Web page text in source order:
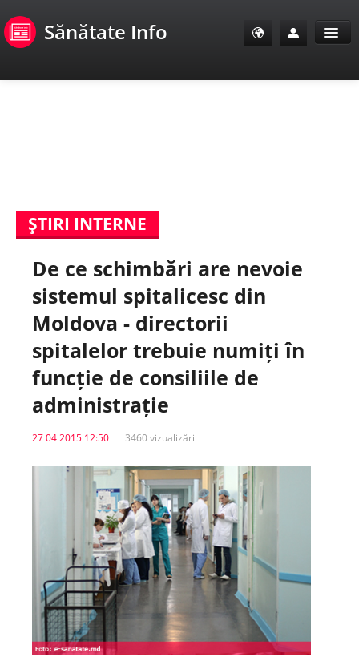
Sănătate Info
E-Sănătate Pacienți
E-Sănătate Medici
E-Sănătate Instituții
Tuberculoza Info
Spitale.MD
Centrul PAS
Școala E-Sănătate
ŞTIRI INTERNE
De ce schimbări are nevoie
sistemul spitalicesc din
Moldova - directorii
spitalelor trebuie numiți în
funcție de consiliile de
administrație
27 04 2015 12:50 3460 vizualizări